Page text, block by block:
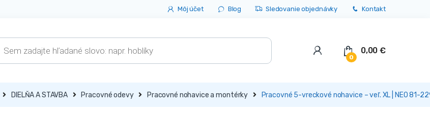
Môj účet Blog Sledovanie objednávky Kontakt
0
0,00€
DIELŇA A STAVBA Pracovné odevy Pracovné nohavice a montérky Pracovné 5-vreckové nohavice – veľ. XL | NEO 81-